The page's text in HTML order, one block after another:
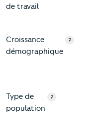
de travail
Croissance
démographique
?
Type de
population
?